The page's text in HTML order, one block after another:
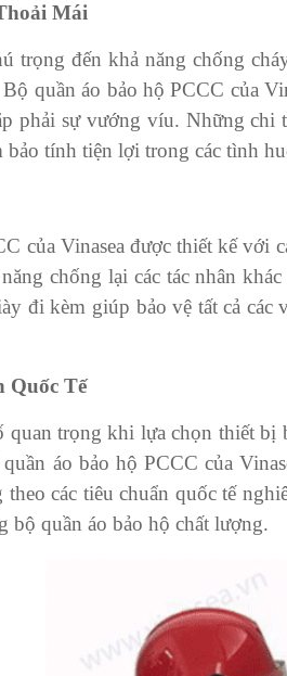
Mái
trọng đến khả năng chống
quần áo bảo hộ PCCC của
phải sự vướng víu. Những
bảo tính tiện lợi trong các tình
của Vinasea được thiết kế với
chống lại các tác nhân
đi kèm giúp bảo vệ tất cả
Quốc Tế
trọng khi lựa chọn thiết bị
áo bảo hộ PCCC của
theo các tiêu chuẩn quốc tế
bộ quần áo bảo hộ chất lượng.